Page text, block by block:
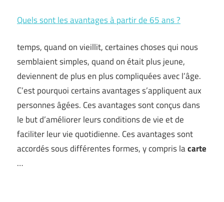
Quels sont les avantages à partir de 65 ans ?
temps, quand on vieillit, certaines choses qui nous
semblaient simples, quand on était plus jeune,
deviennent de plus en plus compliquées avec l’âge.
C’est pourquoi certains avantages s’appliquent aux
personnes âgées. Ces avantages sont conçus dans
le but d’améliorer leurs conditions de vie et de
faciliter leur vie quotidienne. Ces avantages sont
accordés sous différentes formes, y compris lacarte
…